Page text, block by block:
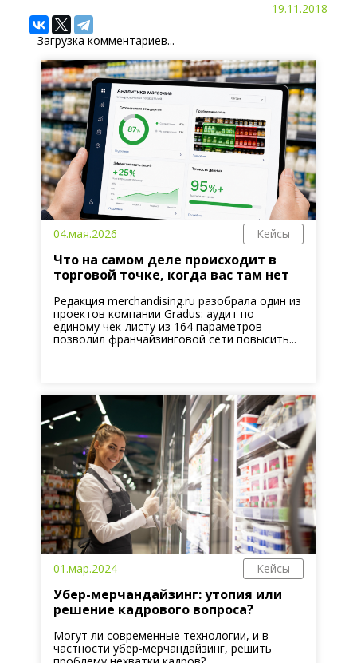
19.11.2018
Загрузка комментариев...
04.мая.2026 Кейсы
Что на самом деле происходит в
торговой точке, когда вас там нет
Редакция merchandising.ru разобрала один из
проектов компании Gradus: аудит по
единому чек-листу из 164 параметров
позволил франчайзинговой сети повысить...
01.мар.2024 Кейсы
Убер-мерчандайзинг: утопия или
решение кадрового вопроса?
Могут ли современные технологии, и в
частности убер-мерчандайзинг, решить